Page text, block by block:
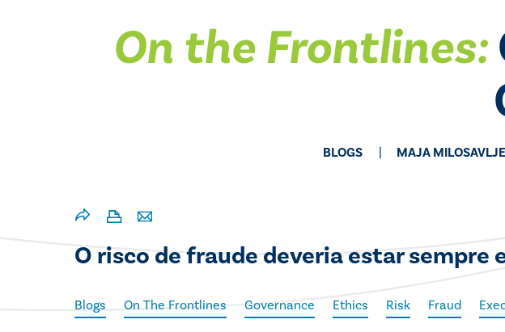
On the Frontlines:
BLOGS ​​​MAJA
O risco de fraude deveria estar
Blogs On The Frontlines Governance Ethics Risk Fraud